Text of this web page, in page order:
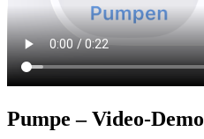
Pumpe – Video-Demo